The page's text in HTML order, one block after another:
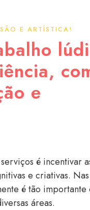
E ARTÍSTICA!
e
é incentivar
e criativas.
é tão importante
áreas.